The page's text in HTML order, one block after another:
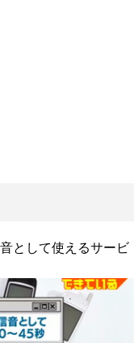
として使えるサービ